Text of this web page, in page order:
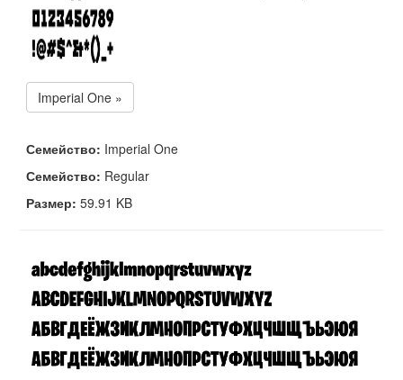
Imperial One »
Семейство: Imperial One
Семейство: Regular
Размер: 59.91 KB